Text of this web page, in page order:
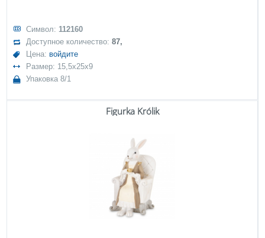
Символ: 112160
Доступное количество:87,
Цена: войдите
Размер: 15,5x25x9
Упаковка 8/1
Figurka Królik